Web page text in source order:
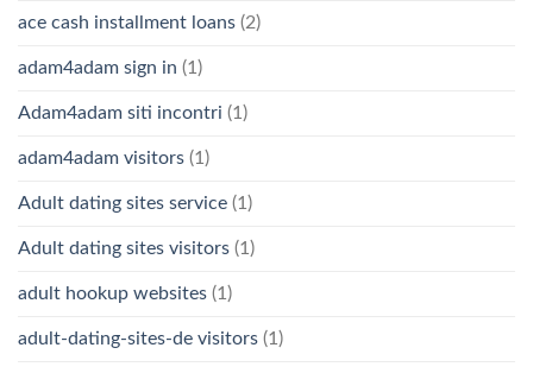
ace cash installment loans (2)
adam4adam sign in (1)
Adam4adam siti incontri (1)
adam4adam visitors (1)
Adult dating sites service (1)
Adult dating sites visitors (1)
adult hookup websites (1)
adult-dating-sites-de visitors (1)